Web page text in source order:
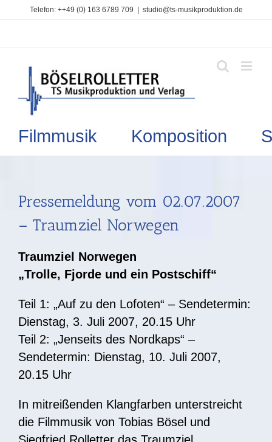
Telefon: ++49 (0) 163 6789 709 studio@ts-musikproduktion.de
Filmmusik Komposition
Pressemeldung vom 02.07.2007
– Traumziel Norwegen
Traumziel Norwegen
„Trolle, Fjorde und ein Postschiff“
Teil 1: „Auf zu den Lofoten“ – Sendetermin:
Dienstag, 3. Juli 2007, 20.15 Uhr
Teil 2: „Jenseits des Nordkaps“ –
Sendetermin: Dienstag, 10. Juli 2007,
20.15 Uhr
In mitreißenden Klangfarben unterstreicht
die Filmmusik von Tobias Bösel und
Siegfried Rolletter das Traumziel